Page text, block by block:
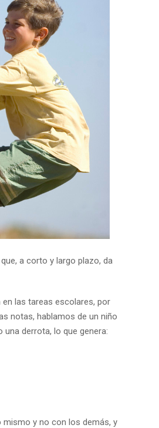
a corto y largo plazo, da
las tareas escolares, por
notas, hablamos de un niño
derrota, lo que genera:
mismo y no con los demás, y